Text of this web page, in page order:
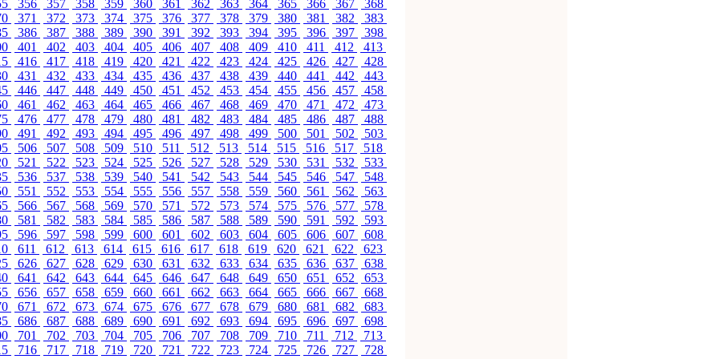
356 357 358 359 360 361 362 363 364 365 366 367
368
371 372 373 374 375 376 377 378 379 380 381 382
383
386 387 388 389 390 391 392 393 394 395 396 397
398
401 402 403 404 405 406 407 408 409 410 411 412
413
416 417 418 419 420 421 422 423 424 425 426 427
428
431 432 433 434 435 436 437 438 439 440 441 442
443
446 447 448 449 450 451 452 453 454 455 456 457
458
461 462 463 464 465 466 467 468 469 470 471 472
473
476 477 478 479 480 481 482 483 484 485 486 487
488
491 492 493 494 495 496 497 498 499 500 501 502
503
506 507 508 509 510 511 512 513 514 515 516 517
518
521 522 523 524 525 526 527 528 529 530 531 532
533
536 537 538 539 540 541 542 543 544 545 546 547
548
551 552 553 554 555 556 557 558 559 560 561 562
563
566 567 568 569 570 571 572 573 574 575 576 577
578
581 582 583 584 585 586 587 588 589 590 591 592
593
596 597 598 599 600 601 602 603 604 605 606 607
608
611 612 613 614 615 616 617 618 619 620 621 622
623
626 627 628 629 630 631 632 633 634 635 636 637
638
641 642 643 644 645 646 647 648 649 650 651 652
653
656 657 658 659 660 661 662 663 664 665 666 667
668
671 672 673 674 675 676 677 678 679 680 681 682
683
686 687 688 689 690 691 692 693 694 695 696 697
698
701 702 703 704 705 706 707 708 709 710 711 712
713
716 717 718 719 720 721 722 723 724 725 726 727
728